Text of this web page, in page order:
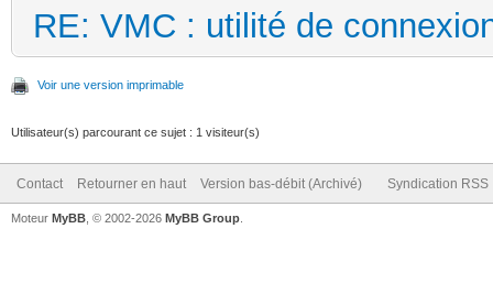
RE: VMC : utilité de
Voir une version imprimable
Utilisateur(s) parcourant ce sujet : 1 visiteur(s)
Contact Retourner en haut Version bas-débit (Archivé) Syndication RSS
Moteur MyBB , © 2002-2026 MyBB Group